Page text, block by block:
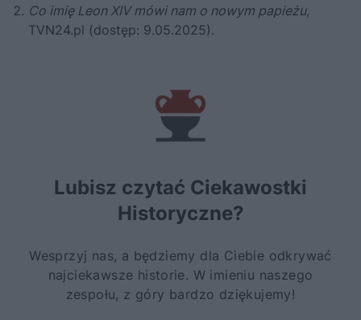
Co imię Leon XIV mówi nam o nowym papieżu,
TVN24.pl (dostęp: 9.05.2025).